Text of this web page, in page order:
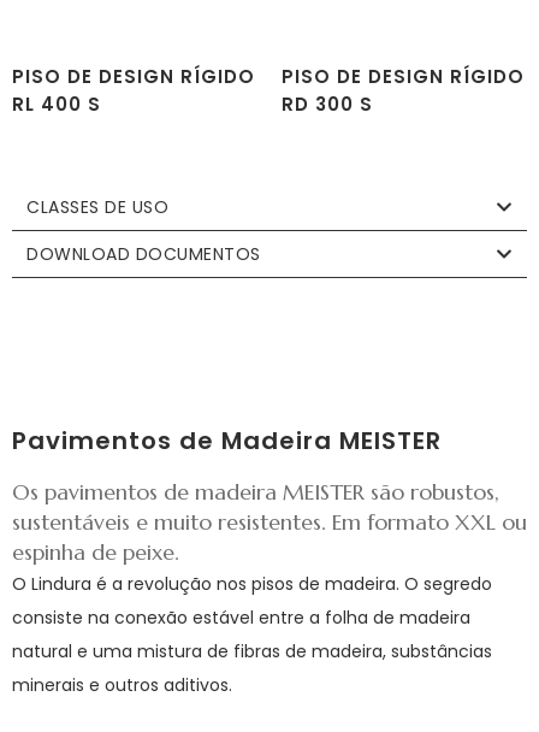
PISO DE DESIGN RÍGIDO
RL 400 S
PISO DE DESIGN RÍGIDO
RD 300 S
CLASSES DE USO
DOWNLOAD DOCUMENTOS
Pavimentos de Madeira MEISTER
Os pavimentos de madeira MEISTER são robustos,
sustentáveis e muito resistentes. Em formato XXL ou
espinha de peixe.
O Lindura é a revolução nos pisos de madeira. O segredo
consiste na conexão estável entre a folha de madeira
natural e uma mistura de fibras de madeira, substâncias
minerais e outros aditivos.